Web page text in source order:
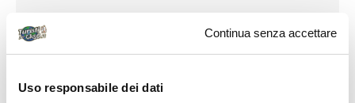
Continua senza accettare
Uso responsabile dei dati